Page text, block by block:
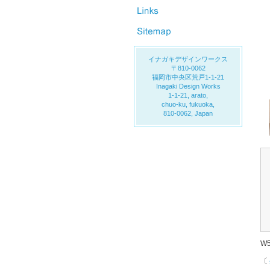
イナガキデザインワークス
〒810-0062
福岡市中央区荒戸1-1-21
Inagaki Design Works
1-1-21, arato,
chuo-ku, fukuoka,
810-0062, Japan
〔